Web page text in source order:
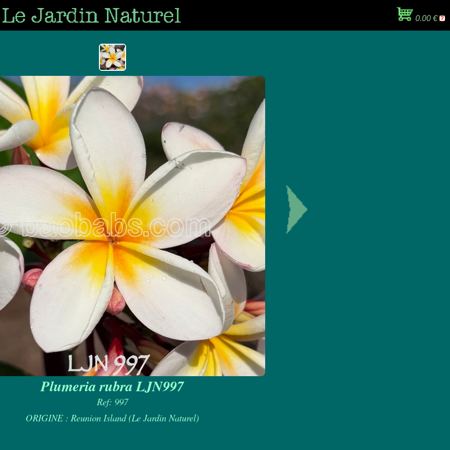
0.00 €
Plumeria rubra LJN997
Ref: 997
ORIGINE : Reunion Island (Le Jardin Naturel)